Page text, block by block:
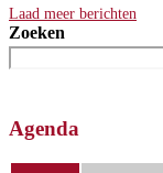
Laad meer berichten
Zoeken
Agenda